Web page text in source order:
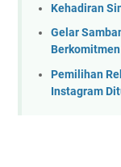
Kehadiran
Gelar
Pemilihan
Instagram